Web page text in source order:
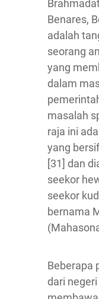
Benares,
adalah
seorang
yang
dalam
masalah
raja ini
yang
[31] dan
seekor
seekor
bernama
Beberapa
dari